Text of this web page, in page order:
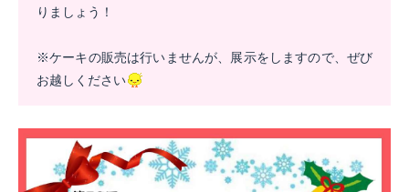
りましょう！
※ケーキの販売は行いませんが、展示をしますので、ぜび
お越しください